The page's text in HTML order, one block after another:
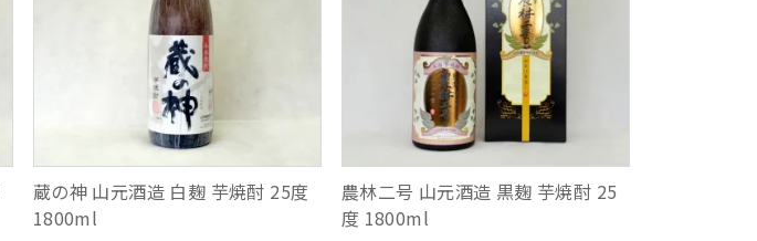
蔵の神 山元酒造 白麹 芋焼酎 25度
1800ml
農林二号 山元酒造 黒麹 芋焼酎 25
度 1800ml